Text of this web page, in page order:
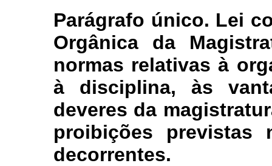
Parágrafo único. Lei
Orgânica da
normas relativas à
à disciplina, às
deveres da
proibições previstas
decorrentes.